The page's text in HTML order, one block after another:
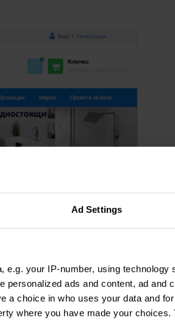
Ad Settings
e.g. your IP-number, using technology
ads and content, ad and
a choice in who uses your data and
where you have made your choices.
от Ringostat
се занимава
Gaudi DS са поверили